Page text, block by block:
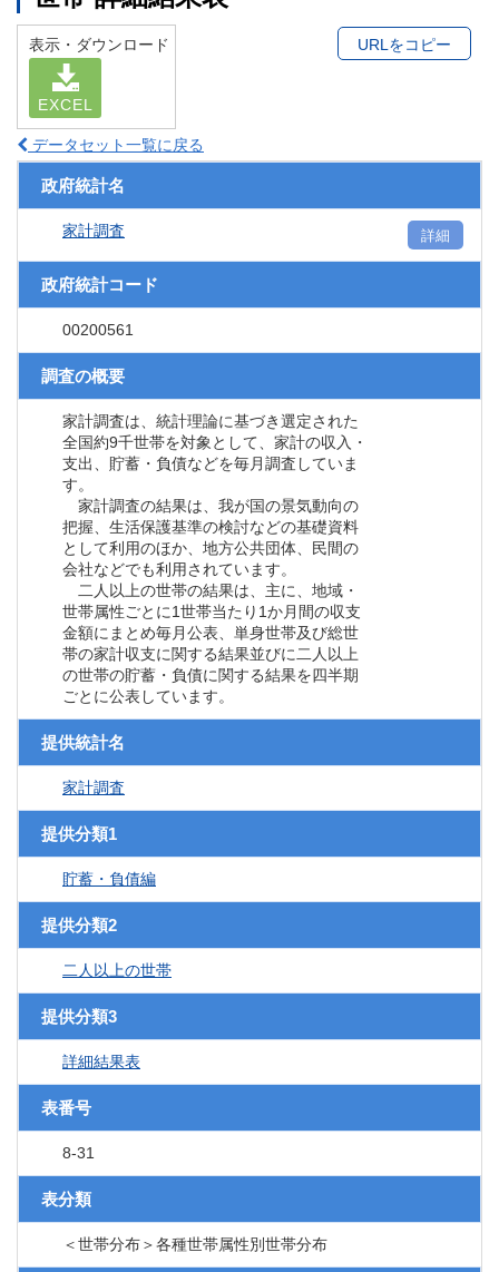
表示・ダウンロード
EXCEL
URLをコピー
データセット一覧に戻る
政府統計名
家計調査 詳細
政府統計コード
00200561
調査の概要
家計調査は、統計理論に基づき選定された
全国約9千世帯を対象として、家計の収入・
支出、貯蓄・負債などを毎月調査していま
す。
家計調査の結果は、我が国の景気動向の
把握、生活保護基準の検討などの基礎資料
として利用のほか、地方公共団体、民間の
会社などでも利用されています。
二人以上の世帯の結果は、主に、地域・
世帯属性ごとに1世帯当たり1か月間の収支
金額にまとめ毎月公表、単身世帯及び総世
帯の家計収支に関する結果並びに二人以上
の世帯の貯蓄・負債に関する結果を四半期
ごとに公表しています。
提供統計名
家計調査
提供分類1
貯蓄・負債編
提供分類2
二人以上の世帯
提供分類3
詳細結果表
表番号
8-31
表分類
＜世帯分布＞各種世帯属性別世帯分布